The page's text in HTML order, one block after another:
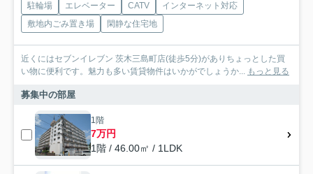
駐輪場 エレベーター CATV
インターネット対応
敷地内ごみ置き場
閑静な住宅地
近くにはセブンイレブン 茨木三島町店(徒歩5分)がありちょっとした買
い物に便利です。魅力も多い賃貸物件はいかがでしょうか... もっと見る
募集中の部屋
1階
7万円
1階 / 46.00㎡ / 1LDK